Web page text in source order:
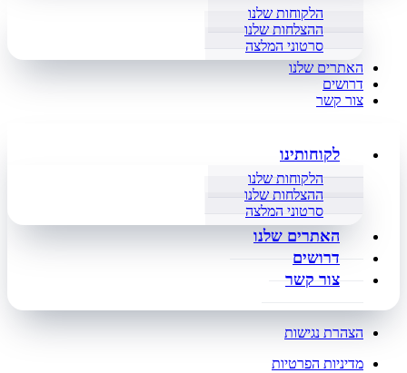
הלקוחות שלנו
ההצלחות שלנו
סרטוני המלצה
האתרים שלנו
דרושים
צור קשר
לקוחותינו
הלקוחות שלנו
ההצלחות שלנו
סרטוני המלצה
האתרים שלנו
דרושים
צור קשר
הצהרת נגישות
מדיניות הפרטיות